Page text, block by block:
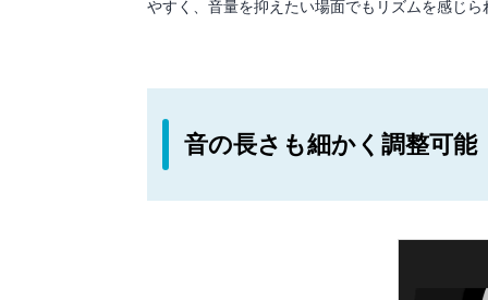
やすく、音量を抑えたい場面でもリズムを感じら
音の長さも細かく調整可能